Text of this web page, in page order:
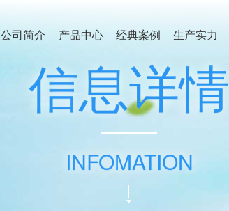
公司简介 产品中心 经典案例 生产实力
信息详情
INFOMATION